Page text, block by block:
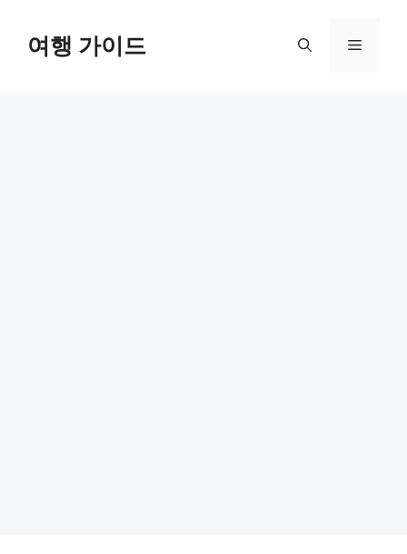
여행 가이드 메